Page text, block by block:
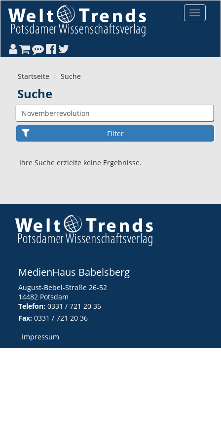
Toggle
Startseite Suche
Suche
Ihre Suche erzielte keine Ergebnisse.
MedienHaus Babelsberg
August-Bebel-Straße 26-52
14482 Potsdam
Telefon: 0331 / 721 20 35
Fax: 0331 / 721 20 36
Impressum